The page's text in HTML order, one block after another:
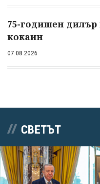
75-годишен дилър
кокаин
07.08.2026
СВЕТЪТ